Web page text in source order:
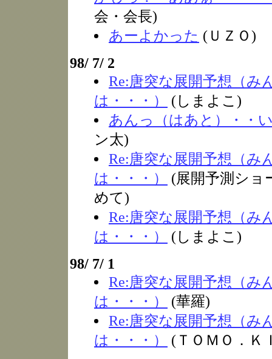
会・会長)
あーよかった (ＵＺＯ)
98/ 7/ 2
Re:唐突な展開予想（み
は・・・）
(しまよこ)
あんっ（はあと）・・
ン太)
Re:唐突な展開予想（み
は・・・）
(展開予測ショ
めて)
Re:唐突な展開予想（み
は・・・）
(しまよこ)
98/ 7/ 1
Re:唐突な展開予想（み
は・・・）
(華羅)
Re:唐突な展開予想（み
は・・・）
(ＴＯＭＯ．Ｋ